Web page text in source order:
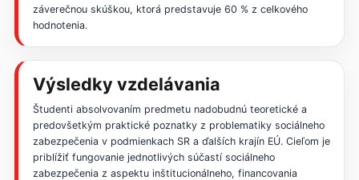
záverečnou skúškou, ktorá predstavuje 60 % z celkového
hodnotenia.
Výsledky vzdelávania
Študenti absolvovaním predmetu nadobudnú teoretické a
predovšetkým praktické poznatky z problematiky sociálneho
zabezpečenia v podmienkach SR a ďalších krajín EÚ. Cieľom je
priblížiť fungovanie jednotlivých súčastí sociálneho
zabezpečenia z aspektu inštitucionálneho, financovania